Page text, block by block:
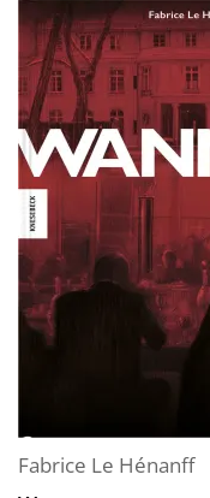
Fabrice Le Hénanff